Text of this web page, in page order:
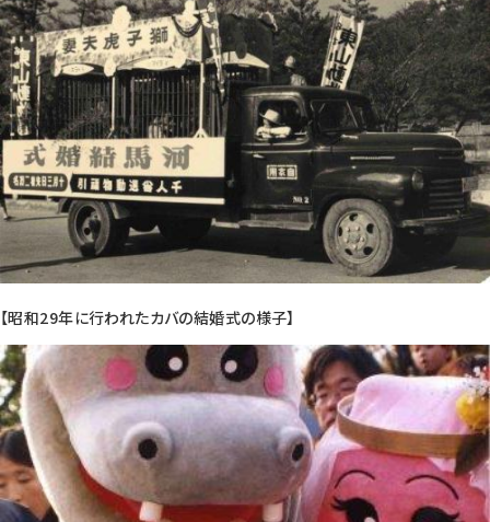
【昭和29年に行われたカバの結婚式の様子】